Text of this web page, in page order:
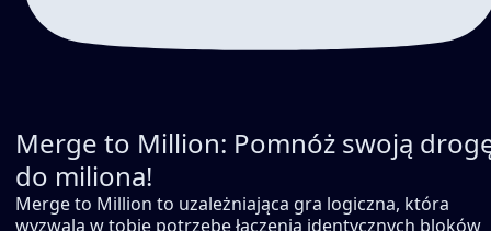
Merge to Million: Pomnóż swoją
do miliona!
Merge to Million to uzależniająca gra logiczna, która
wyzwala w tobie potrzebę łączenia identycznych bloków